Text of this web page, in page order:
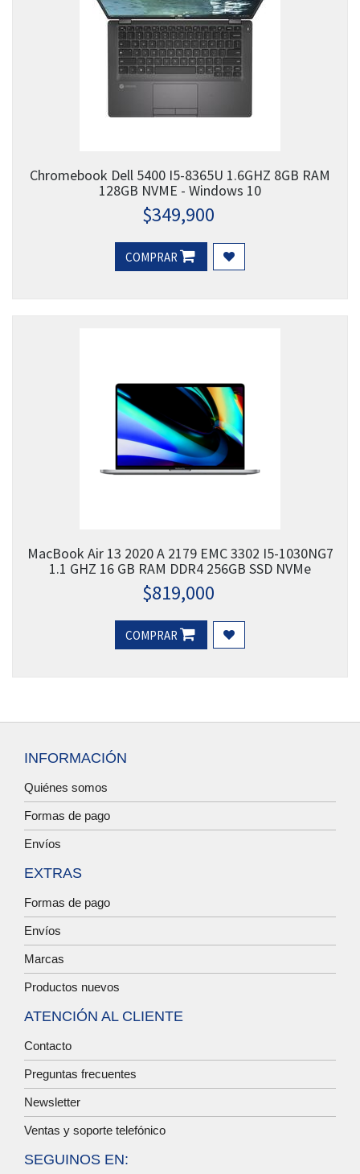
Chromebook Dell 5400 I5-8365U 1.6GHZ 8GB RAM
128GB NVME - Windows 10
$349,900
COMPRAR
MacBook Air 13 2020 A 2179 EMC 3302 I5-1030NG7
1.1 GHZ 16 GB RAM DDR4 256GB SSD NVMe
$819,000
COMPRAR
INFORMACIÓN
Quiénes somos
Formas de pago
Envíos
EXTRAS
Formas de pago
Envíos
Marcas
Productos nuevos
ATENCIÓN AL CLIENTE
Contacto
Preguntas frecuentes
Newsletter
Ventas y soporte telefónico
SEGUINOS EN: